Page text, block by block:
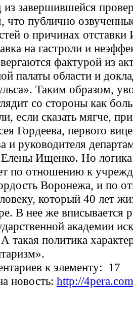
завершившейся
что публично
о причинах отставки
на гастроли и
фактурой из
палаты области и
Таким образом,
со стороны как
если сказать мягче,
Гордеева, первого
руководителя
Елены Ищенко. Но
по отношению к
Воронежа, и по
который 40 лет
В нее же вписывается
академии
такая политика
к элементу: 17
новость: http://